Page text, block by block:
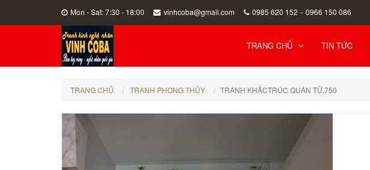
Mon - Sat: 7:30 - 18:00 vinhcoba@gmail.com 0985 620 152 - 0966 150 086
TRANG CHỦ TIN TỨC
TRANG CHỦ TRANH PHONG THỦY TRANH KHẮCTRÚC QUÂN TỬ.750